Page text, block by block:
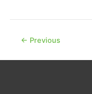
og
← Previous